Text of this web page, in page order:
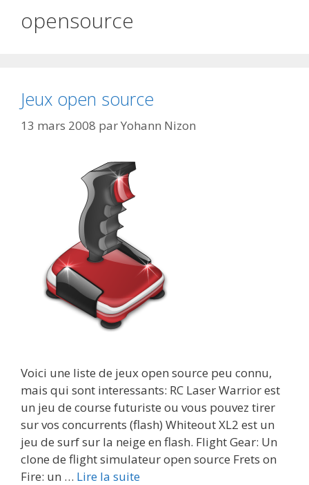
opensource
Jeux open source
13 mars 2008 parYohann Nizon
Voici une liste de jeux open source peu connu,
mais qui sont interessants: RC Laser Warrior est
un jeu de course futuriste ou vous pouvez tirer
sur vos concurrents (flash) Whiteout XL2 est un
jeu de surf sur la neige en flash. Flight Gear: Un
clone de flight simulateur open source Frets on
Fire: un … Lire la suite